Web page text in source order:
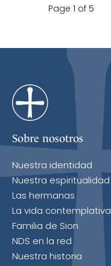
Page 1 of 5
Sobre nosotros
Nuestra identidad
Nuestra espiritualidad
Las hermanas
La vida contemplativa
Familia de Sion
NDS en la red
Nuestra historia